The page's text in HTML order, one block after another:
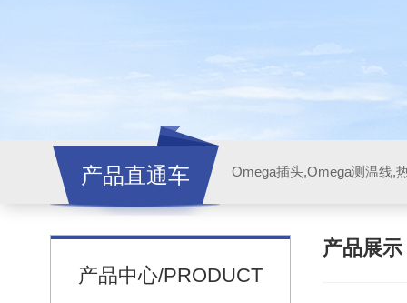
产品直通车
产品中心/PRODUCT
产品展示